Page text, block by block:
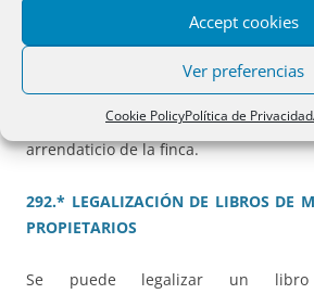
Accept cookies
Ver preferencias
Cookie PolicyPolítica de Privacidad
Resolución que analiza la
trata de documentos
necesidad de firmeza de la
necesidad o no de
arrendaticio de la finca.
292.* LEGALIZACIÓN DE LIBROS DE
PROPIETARIOS
Se puede legalizar un